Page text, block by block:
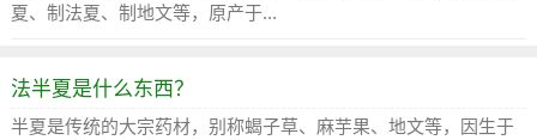
夏、制法夏、制地文等，原产于...
法半夏是什么东西？
半夏是传统的大宗药材，别称蝎子草、麻芋果、地文等，因生于